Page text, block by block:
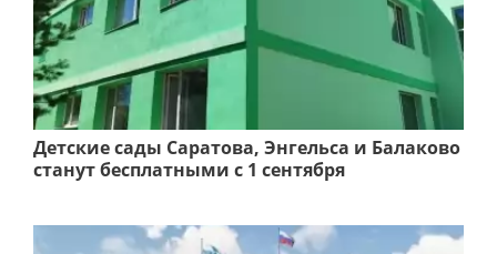
Детские сады Саратова, Энгельса и Балаково
станут бесплатными с 1 сентября